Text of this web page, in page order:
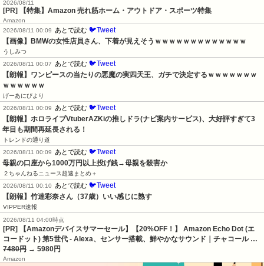
2026/08/11
[PR] 【特集】Amazon 売れ筋ホーム・アウトドア・スポーツ特集
Amazon
2026/08/11 00:09
あとで読む 🐦Tweet
【画像】BMWの女性店員さん、下着が見えそうｗｗｗｗｗｗｗｗｗｗｗｗｗ
うしみつ
2026/08/11 00:07
あとで読む 🐦Tweet
【朗報】ワンピースの当たりの悪魔の実四天王、ガチで決定するｗｗｗｗｗｗｗ
ｗｗｗｗｗｗ
げーあにびより
2026/08/11 00:09
あとで読む 🐦Tweet
【朗報】ホロライブVtuberAZKiの推しドラ(ナビ案内サービス)、大好評すぎて3
年目も期間再延長される！
トレンドの通り道
2026/08/11 00:09
あとで読む 🐦Tweet
母親の口座から1000万円以上投げ銭→母親を殺害か
２ちゃんねるニュース超速まとめ＋
2026/08/11 00:10
あとで読む 🐦Tweet
【朗報】竹達彩奈さん（37歳）いい感じに熟す
VIPPER速報
2026/08/11 04:00時点
[PR] 【Amazonデバイスサマーセール】【20%OFF！】 Amazon Echo Dot (エ
コードット) 第5世代 - Alexa、センサー搭載、鮮やかなサウンド｜チャコール …
7480円 → 5980円
Amazon